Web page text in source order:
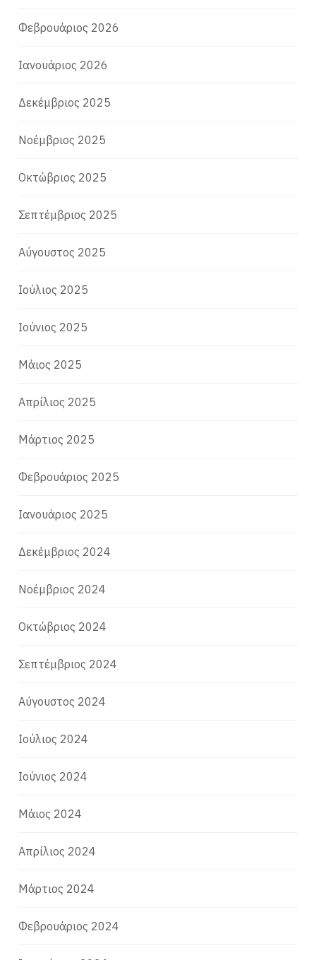
Φεβρουάριος 2026
Ιανουάριος 2026
Δεκέμβριος 2025
Νοέμβριος 2025
Οκτώβριος 2025
Σεπτέμβριος 2025
Αύγουστος 2025
Ιούλιος 2025
Ιούνιος 2025
Μάιος 2025
Απρίλιος 2025
Μάρτιος 2025
Φεβρουάριος 2025
Ιανουάριος 2025
Δεκέμβριος 2024
Νοέμβριος 2024
Οκτώβριος 2024
Σεπτέμβριος 2024
Αύγουστος 2024
Ιούλιος 2024
Ιούνιος 2024
Μάιος 2024
Απρίλιος 2024
Μάρτιος 2024
Φεβρουάριος 2024